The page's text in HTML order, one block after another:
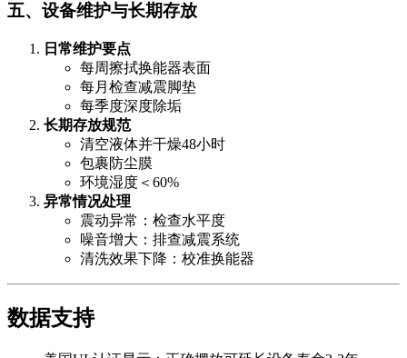
五、设备维护与长期存放
日常维护要点
每周擦拭换能器表面
每月检查减震脚垫
每季度深度除垢
长期存放规范
清空液体并干燥48小时
包裹防尘膜
环境湿度＜60%
异常情况处理
震动异常：检查水平度
噪音增大：排查减震系统
清洗效果下降：校准换能器
数据支持